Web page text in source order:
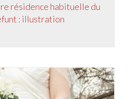
résidence habituelle du
: illustration